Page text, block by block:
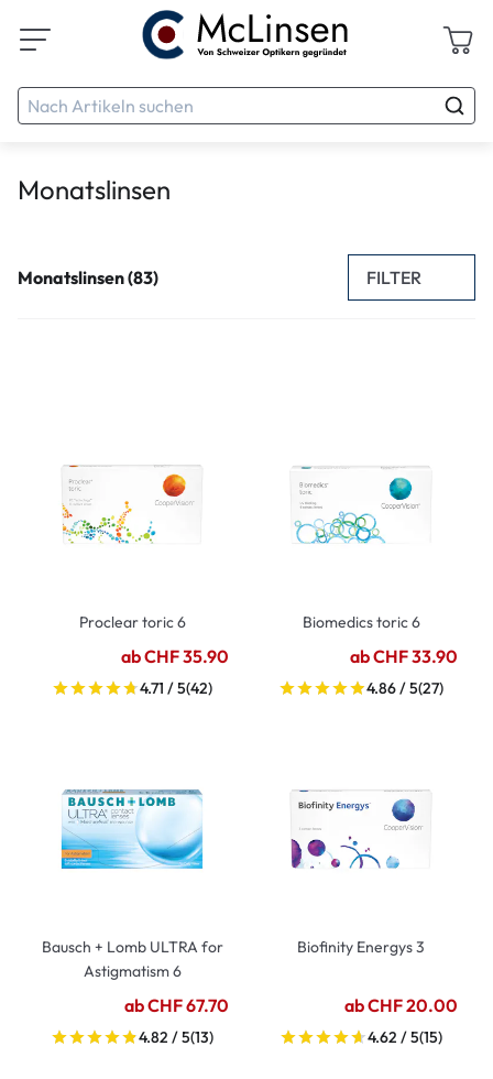
Monatslinsen
Monatslinsen (83) FILTER
Proclear toric 6
ab CHF 35.90
4.71 / 5(42)
Biomedics toric 6
ab CHF 33.90
4.86 / 5(27)
Bausch + Lomb ULTRA for
Astigmatism 6
ab CHF 67.70
4.82 / 5(13)
Biofinity Energys 3
ab CHF 20.00
4.62 / 5(15)